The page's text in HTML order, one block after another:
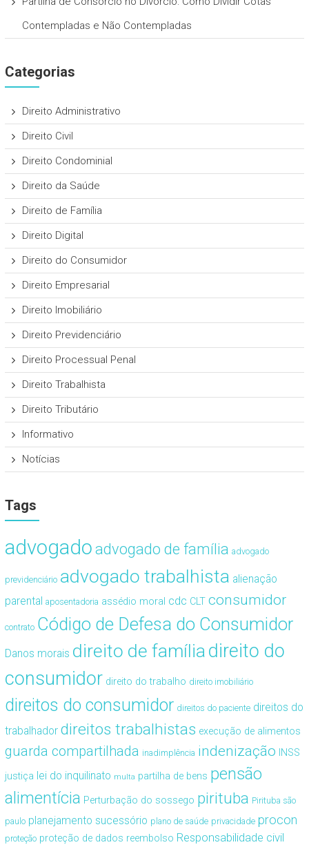
Contempladas e Não Contempladas
Categorias
Direito Administrativo
Direito Civil
Direito Condominial
Direito da Saúde
Direito de Família
Direito Digital
Direito do Consumidor
Direito Empresarial
Direito Imobiliário
Direito Previdenciário
Direito Processual Penal
Direito Trabalhista
Direito Tributário
Informativo
Notícias
Tags
advogado advogado de família advogado
previdenciário advogado trabalhista alienação
parental aposentadoria assédio moral cdc CLT consumidor
contrato Código de Defesa do Consumidor
Danos morais direito de famíliadireito do
consumidor direito do trabalho direito imobiliário
direitos do consumidor direitos do paciente direitos do
trabalhador direitos trabalhistas execução de alimentos
guarda compartilhada inadimplência indenização INSS
justiça lei do inquilinato multa partilha de bens pensão
alimentícia Perturbação do sossego pirituba Pirituba são
paulo planejamento sucessório plano de saúde privacidade procon
proteção proteção de dados reembolso Responsabilidade civil